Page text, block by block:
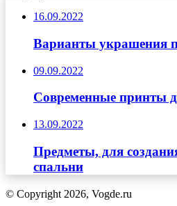
16.09.2022
Варианты украшения
09.09.2022
Современные принты
13.09.2022
Предметы, для
спальни
© Copyright 2026, Vogde.ru